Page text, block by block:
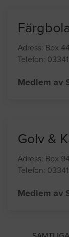
Adress: Box
Telefon:
Medlem av
Golv &
Adress: Box
Telefon:
Medlem av